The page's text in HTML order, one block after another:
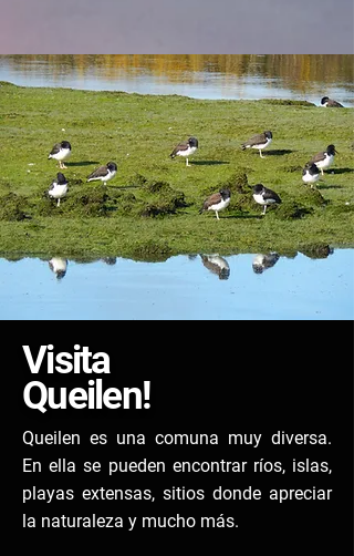
Visita
Queilen!
Queilen es una comuna muy diversa.
En ella se pueden encontrar ríos, islas,
playas extensas, sitios donde apreciar
la naturaleza y mucho más.